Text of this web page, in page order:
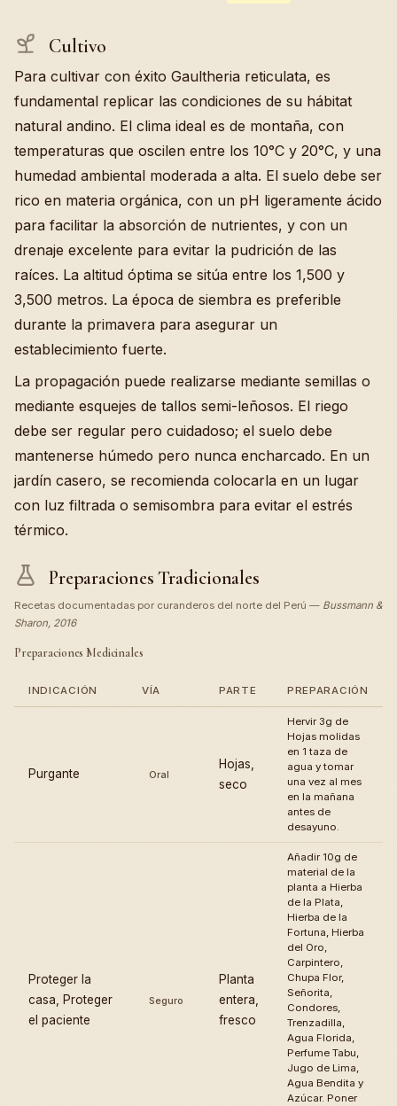
Cultivo
Para cultivar con éxito Gaultheria reticulata, es
fundamental replicar las condiciones de su hábitat
natural andino. El clima ideal es de montaña, con
temperaturas que oscilen entre los 10°C y 20°C, y una
humedad ambiental moderada a alta. El suelo debe ser
rico en materia orgánica, con un pH ligeramente ácido
para facilitar la absorción de nutrientes, y con un
drenaje excelente para evitar la pudrición de las
raíces. La altitud óptima se sitúa entre los 1,500 y
3,500 metros. La época de siembra es preferible
durante la primavera para asegurar un
establecimiento fuerte.
La propagación puede realizarse mediante semillas o
mediante esquejes de tallos semi-leñosos. El riego
debe ser regular pero cuidadoso; el suelo debe
mantenerse húmedo pero nunca encharcado. En un
jardín casero, se recomienda colocarla en un lugar
con luz filtrada o semisombra para evitar el estrés
térmico.
Preparaciones Tradicionales
Recetas documentadas por curanderos del norte del Perú — Bussmann &
Sharon, 2016
Preparaciones Medicinales
INDICACIÓN VÍA PARTE PREPARACIÓN
Purgante Oral
Hojas,
seco
Hervir 3g de
Hojas molidas
en 1 taza de
agua y tomar
una vez al mes
en la mañana
antes de
desayuno.
Proteger la
casa, Proteger
el paciente
Seguro
Planta
entera,
fresco
Añadir 10g de
material de la
planta a Hierba
de la Plata,
Hierba de la
Fortuna, Hierba
del Oro,
Carpintero,
Chupa Flor,
Señorita,
Condores,
Trenzadilla,
Agua Florida,
Perfume Tabu,
Jugo de Lima,
Agua Bendita y
Azúcar. Poner